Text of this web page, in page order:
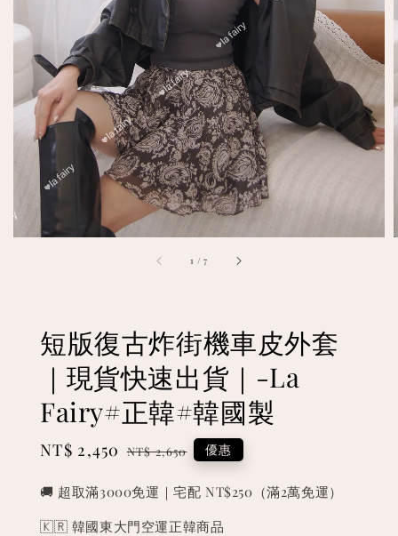
1 /7
短版復古炸街機車皮外套
｜現貨快速出貨｜-La
Fairy#正韓#韓國製
Sale
NT$ 2,450 Regular
NT$ 2,650 優惠
🚚 超取滿3000免運｜宅配 NT$250（滿2萬免運）
🇰🇷 韓國東大門空運正韓商品